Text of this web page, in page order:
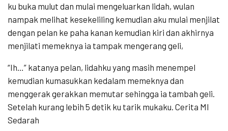
ku buka mulut dan mulai mengeluarkan lidah, wulan
nampak melihat kesekeliling kemudian aku mulai menjilat
dengan pelan ke paha kanan kemudian kiri dan akhirnya
menjilati memeknya ia tampak mengerang geli,
“Ih…” katanya pelan, lidahku yang masih menempel
kemudian kumasukkan kedalam memeknya dan
menggerak gerakkan memutar sehingga ia tambah geli.
Setelah kurang lebih 5 detik ku tarik mukaku. Cerita Ml
Sedarah